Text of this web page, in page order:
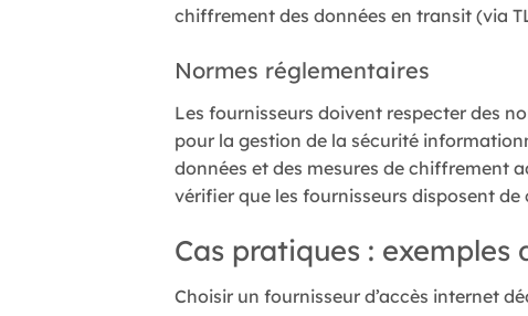
chiffrement des données en transit (via
Normes réglementaires
Les fournisseurs doivent respecter des
pour la gestion de la sécurité
données et des mesures de chiffrement
vérifier que les fournisseurs disposent
Cas pratiques :
Choisir un fournisseur d’accès internet